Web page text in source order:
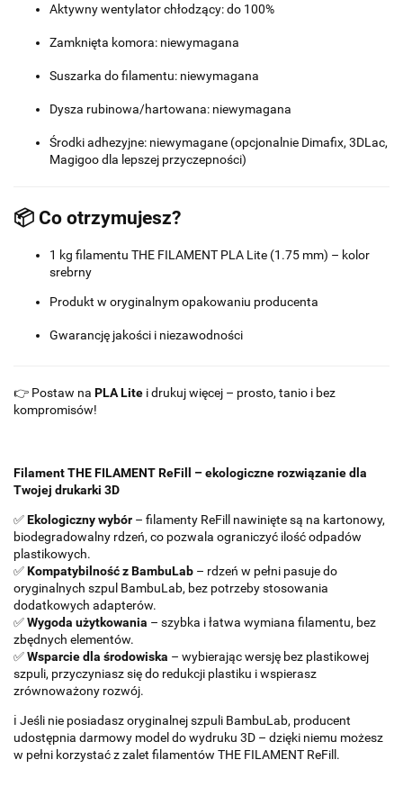
Aktywny wentylator chłodzący: do 100%
Zamknięta komora: niewymagana
Suszarka do filamentu: niewymagana
Dysza rubinowa/hartowana: niewymagana
Środki adhezyjne: niewymagane (opcjonalnie Dimafix, 3DLac,
Magigoo dla lepszej przyczepności)
📦 Co otrzymujesz?
1 kg filamentu THE FILAMENT PLA Lite (1.75 mm) – kolor
srebrny
Produkt w oryginalnym opakowaniu producenta
Gwarancję jakości i niezawodności
👉 Postaw na PLA Lite i drukuj więcej – prosto, tanio i bez
kompromisów!
Filament THE FILAMENT ReFill – ekologiczne rozwiązanie dla
Twojej drukarki 3D
✅Ekologiczny wybór – filamenty ReFill nawinięte są na kartonowy,
biodegradowalny rdzeń, co pozwala ograniczyć ilość odpadów
plastikowych.
✅Kompatybilność z BambuLab – rdzeń w pełni pasuje do
oryginalnych szpul BambuLab, bez potrzeby stosowania
dodatkowych adapterów.
✅Wygoda użytkowania – szybka i łatwa wymiana filamentu, bez
zbędnych elementów.
✅Wsparcie dla środowiska – wybierając wersję bez plastikowej
szpuli, przyczyniasz się do redukcji plastiku i wspierasz
zrównoważony rozwój.
ℹ️ Jeśli nie posiadasz oryginalnej szpuli BambuLab, producent
udostępnia darmowy model do wydruku 3D – dzięki niemu możesz
w pełni korzystać z zalet filamentów THE FILAMENT ReFill.